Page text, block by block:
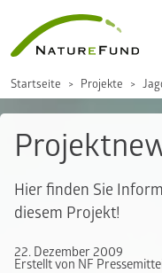
Startseite Projekte
Hier finden Sie
diesem Projekt!
22. Dezember 2009
Erstellt von NF